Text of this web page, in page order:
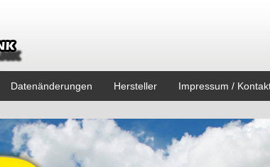
Datenänderungen Hersteller Impressum /